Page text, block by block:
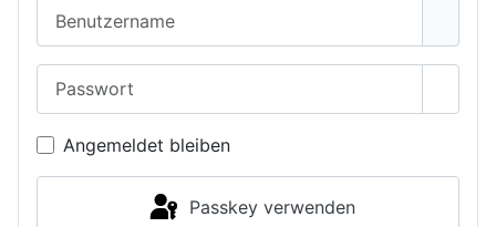
Angemeldet bleiben
Passkey verwenden